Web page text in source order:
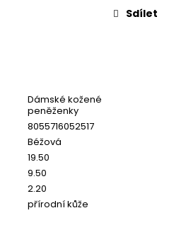
Sdílet
Dámské kožené
peněženky
8055716052517
Béžová
19.50
9.50
2.20
přírodní kůže